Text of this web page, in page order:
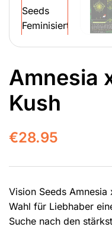
Amnesia
Kush
€28.95
Vision Seeds
Wahl für Liebhaber
Suche nach den